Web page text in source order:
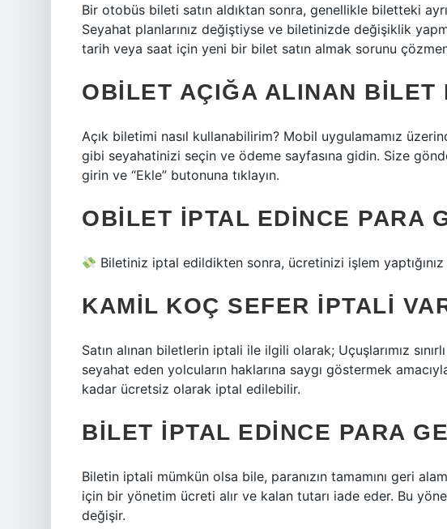
Bir otobüs bileti satın aldıktan sonra, genellikle biletteki
Seyahat planlarınız değiştiyse ve biletinizde değişiklik
tarih veya saat için yeni bir bilet satın almak sorunu
OBILET AÇIĞA ALINAN
Açık biletimi nasıl kullanabilirim? Mobil uygulamamız
gibi seyahatinizi seçin ve ödeme sayfasına gidin. Size
girin ve “Ekle” butonuna tıklayın.
OBILET IPTAL EDINCE PARA
Biletiniz iptal edildikten sonra, ücretinizi işlem
KAMIL KOÇ SEFER IPTALI
Satın alınan biletlerin iptali ile ilgili olarak; Uçuşlarımız
seyahat eden yolcuların haklarına saygı göstermek
kadar ücretsiz olarak iptal edilebilir.
BILET IPTAL EDINCE PARA
Biletin iptali mümkün olsa bile, paranızın tamamını geri
için bir yönetim ücreti alır ve kalan tutarı iade eder. Bu
değişir.